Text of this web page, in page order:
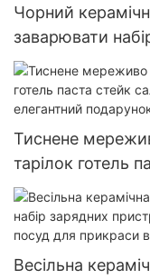
Чорний
заварювати
дому кав'ярня
глечик для
Тиснене
тарілок готель
весільного
посуд
Весільна